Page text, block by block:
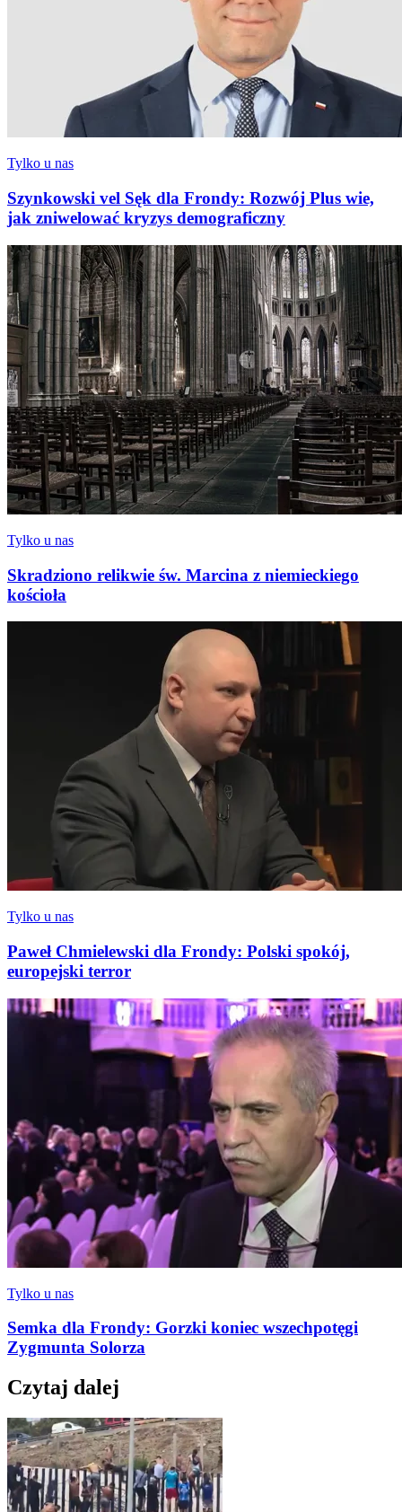
Tylko u nas
Szynkowski vel Sęk dla Frondy: Rozwój Plus wie,
jak zniwelować kryzys demograficzny
Tylko u nas
Skradziono relikwie św. Marcina z niemieckiego
kościoła
Tylko u nas
Paweł Chmielewski dla Frondy: Polski spokój,
europejski terror
Tylko u nas
Semka dla Frondy: Gorzki koniec wszechpotęgi
Zygmunta Solorza
Czytaj dalej